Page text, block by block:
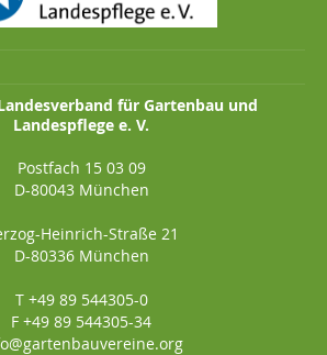
für Gartenbau und
Landespflege e. V.
Postfach 15 03 09
D-80043 München
Heinrich-Straße 21
D-80336 München
T +49 89 544305-0
F +49 89 544305-34